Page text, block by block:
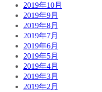
2019年10月
2019年9月
2019年8月
2019年7月
2019年6月
2019年5月
2019年4月
2019年3月
2019年2月